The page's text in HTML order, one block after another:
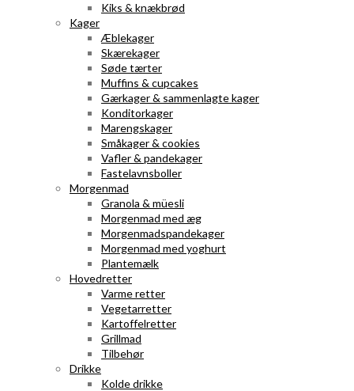
Kiks & knækbrød
Kager
Æblekager
Skærekager
Søde tærter
Muffins & cupcakes
Gærkager & sammenlagte kager
Konditorkager
Marengskager
Småkager & cookies
Vafler & pandekager
Fastelavnsboller
Morgenmad
Granola & müesli
Morgenmad med æg
Morgenmadspandekager
Morgenmad med yoghurt
Plantemælk
Hovedretter
Varme retter
Vegetarretter
Kartoffelretter
Grillmad
Tilbehør
Drikke
Kolde drikke